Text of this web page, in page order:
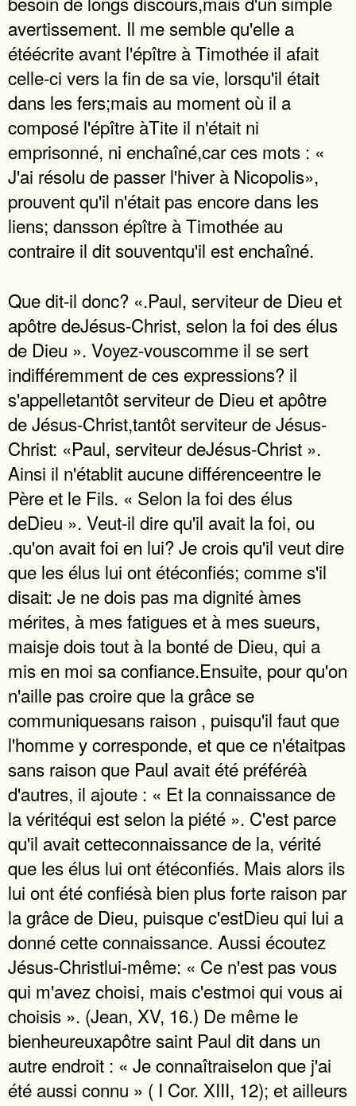
avertissement. Il me semble qu'elle a
étéécrite avant l'épître à Timothée il afait
celle-ci vers la fin de sa vie, lorsqu'il était
dans les fers;mais au moment où il a
composé l'épître àTite il n'était ni
emprisonné, ni enchaîné,car ces mots : «
J'ai résolu de passer l'hiver à Nicopolis»,
prouvent qu'il n'était pas encore dans les
liens; dansson épître à Timothée au
contraire il dit souventqu'il est enchaîné.
Que dit-il donc? «.Paul, serviteur de Dieu et
apôtre deJésus-Christ, selon la foi des élus
de Dieu ». Voyez-vouscomme il se sert
indifféremment de ces expressions? il
s'appelletantôt serviteur de Dieu et apôtre
de Jésus-Christ,tantôt serviteur de Jésus-
Christ: «Paul, serviteur deJésus-Christ ».
Ainsi il n'établit aucune différenceentre le
Père et le Fils. « Selon la foi des élus
deDieu ». Veut-il dire qu'il avait la foi, ou
.qu'on avait foi en lui? Je crois qu'il veut dire
que les élus lui ont étéconfiés; comme s'il
disait: Je ne dois pas ma dignité àmes
mérites, à mes fatigues et à mes sueurs,
maisje dois tout à la bonté de Dieu, qui a
mis en moi sa confiance.Ensuite, pour qu'on
n'aille pas croire que la grâce se
communiquesans raison , puisqu'il faut que
l'homme y corresponde, et que ce n'étaitpas
sans raison que Paul avait été préféréà
d'autres, il ajoute : « Et la connaissance de
la véritéqui est selon la piété ». C'est parce
qu'il avait cetteconnaissance de la, vérité
que les élus lui ont étéconfiés. Mais alors ils
lui ont été confiésà bien plus forte raison par
la grâce de Dieu, puisque c'estDieu qui lui a
donné cette connaissance. Aussi écoutez
Jésus-Christlui-même: « Ce n'est pas vous
qui m'avez choisi, mais c'estmoi qui vous ai
choisis ». (Jean, XV, 16.) De même le
bienheureuxapôtre saint Paul dit dans un
autre endroit : « Je connaîtraiselon que j'ai
été aussi connu » ( I Cor. XIII, 12); et ailleurs